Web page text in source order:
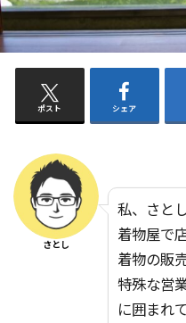
ポスト シェア
さとし
私、さとし
着物屋で
着物の販
特殊な営
に囲まれ